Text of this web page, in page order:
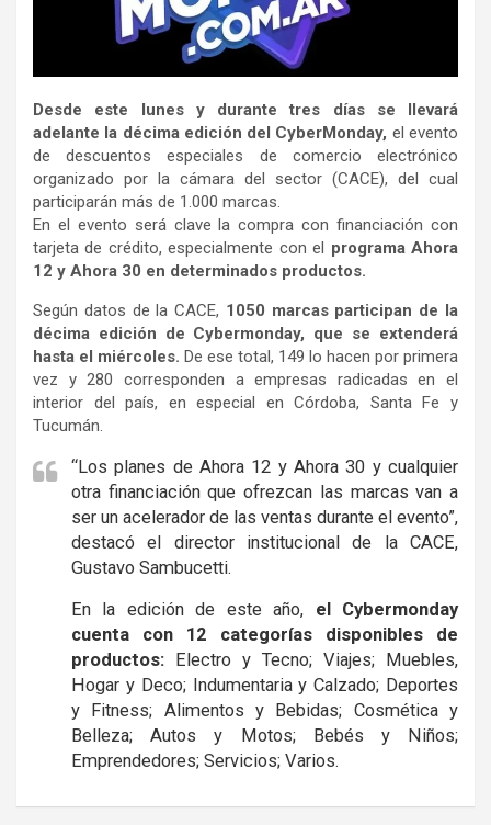
Desde este lunes y durante tres días se llevará
adelante la décima edición del CyberMonday, el evento
de descuentos especiales de comercio electrónico
organizado por la cámara del sector (CACE), del cual
participarán más de 1.000 marcas.
En el evento será clave la compra con financiación con
tarjeta de crédito, especialmente con el programa Ahora
12 y Ahora 30 en determinados productos.
Según datos de la CACE, 1050 marcas participan de la
décima edición de Cybermonday, que se extenderá
hasta el miércoles. De ese total, 149 lo hacen por primera
vez y 280 corresponden a empresas radicadas en el
interior del país, en especial en Córdoba, Santa Fe y
Tucumán.
“Los planes de Ahora 12 y Ahora 30 y cualquier
otra financiación que ofrezcan las marcas van a
ser un acelerador de las ventas durante el evento”,
destacó el director institucional de la CACE,
Gustavo Sambucetti.
En la edición de este año, el Cybermonday
cuenta con 12 categorías disponibles de
productos: Electro y Tecno; Viajes; Muebles,
Hogar y Deco; Indumentaria y Calzado; Deportes
y Fitness; Alimentos y Bebidas; Cosmética y
Belleza; Autos y Motos; Bebés y Niños;
Emprendedores; Servicios; Varios.